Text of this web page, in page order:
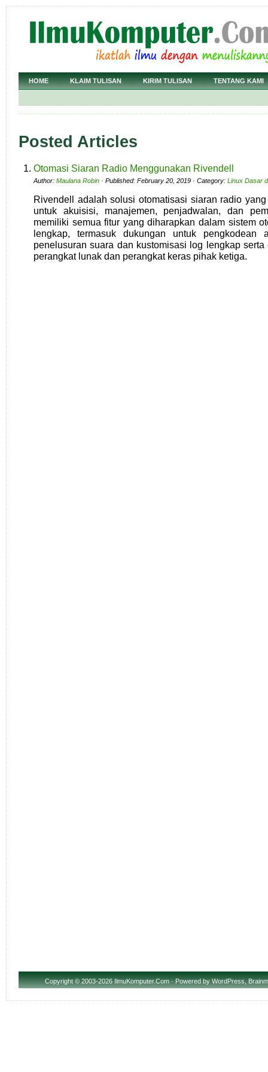
HOME KLAIM TULISAN KIRIM TULISAN TENTANG KAMI
Posted Articles
Otomasi Siaran Radio Menggunakan Rivendell
Author: Maulana Robin · Published: February 20, 2019 · Category: Linux Dasar
Rivendell adalah solusi otomatisasi siaran radio
untuk akuisisi, manajemen, penjadwalan, dan
memiliki semua fitur yang diharapkan dalam sistem
lengkap, termasuk dukungan untuk pengkodean
penelusuran suara dan kustomisasi log lengkap
perangkat lunak dan perangkat keras pihak ketiga.
Copyright© 2003-2026 IlmuKomputer.Com · Powered byWordPress,